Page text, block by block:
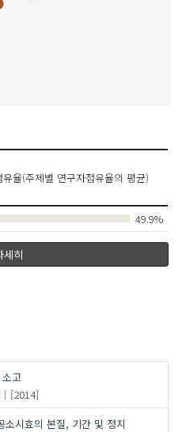
유율(주제별 연구자점유율의 평균)
49.9%
세히
고
[2014]
소시효의 본질, 기간 및 정지